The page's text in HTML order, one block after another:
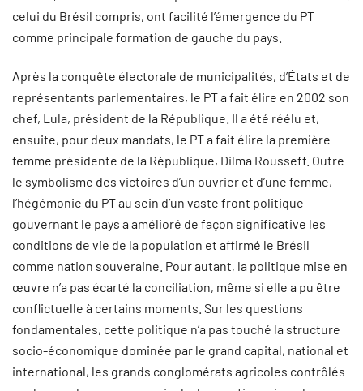
celui du Brésil compris, ont facilité l’émergence du PT
comme principale formation de gauche du pays.
Après la conquête électorale de municipalités, d’États et de
représentants parlementaires, le PT a fait élire en 2002 son
chef, Lula, président de la République. Il a été réélu et,
ensuite, pour deux mandats, le PT a fait élire la première
femme présidente de la République, Dilma Rousseff. Outre
le symbolisme des victoires d’un ouvrier et d’une femme,
l’hégémonie du PT au sein d’un vaste front politique
gouvernant le pays a amélioré de façon significative les
conditions de vie de la population et affirmé le Brésil
comme nation souveraine. Pour autant, la politique mise en
œuvre n’a pas écarté la conciliation, même si elle a pu être
conflictuelle à certains moments. Sur les questions
fondamentales, cette politique n’a pas touché la structure
socio-économique dominée par le grand capital, national et
international, les grands conglomérats agricoles contrôlés